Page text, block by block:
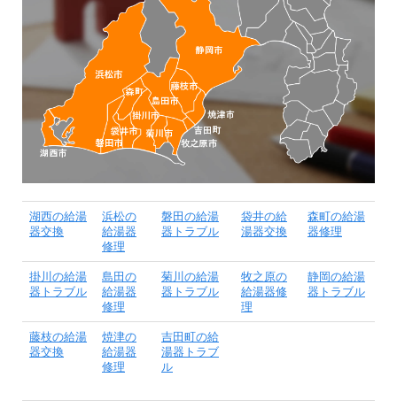
湖西の給湯
器交換
浜松の
給湯器
修理
磐田の給湯
器トラブル
袋井の給
湯器交換
森町の給湯
器修理
掛川の給湯
器トラブル
島田の
給湯器
修理
菊川の給湯
器トラブル
牧之原の
給湯器修
理
静岡の給湯
器トラブル
藤枝の給湯
器交換
焼津の
給湯器
修理
吉田町の給
湯器トラブ
ル